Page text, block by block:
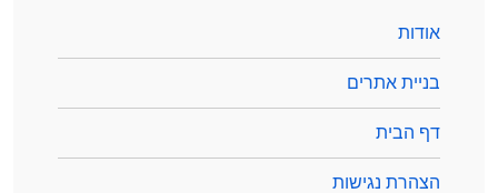
אודות
בניית אתרים
דף הבית
הצהרת נגישות